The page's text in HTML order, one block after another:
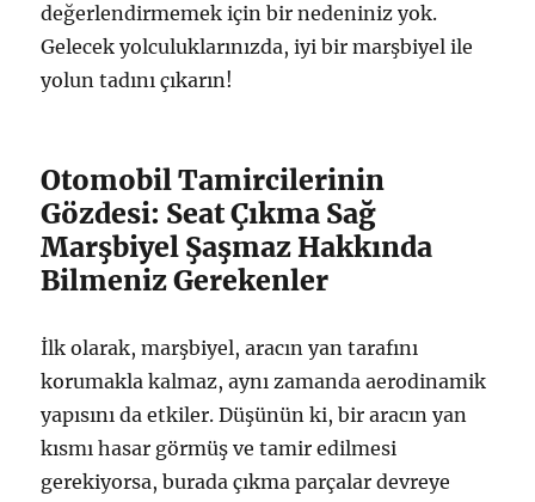
değerlendirmemek için bir nedeniniz yok.
Gelecek yolculuklarınızda, iyi bir marşbiyel ile
yolun tadını çıkarın!
Otomobil Tamircilerinin
Gözdesi: Seat Çıkma Sağ
Marşbiyel Şaşmaz Hakkında
Bilmeniz Gerekenler
İlk olarak, marşbiyel, aracın yan tarafını
korumakla kalmaz, aynı zamanda aerodinamik
yapısını da etkiler. Düşünün ki, bir aracın yan
kısmı hasar görmüş ve tamir edilmesi
gerekiyorsa, burada çıkma parçalar devreye